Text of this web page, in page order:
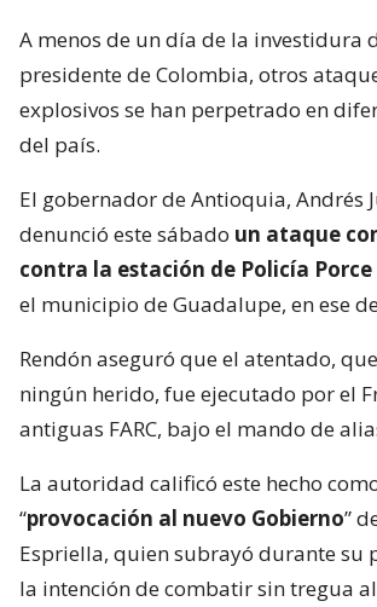
A menos de un día de la investidura
presidente de Colombia, otros
explosivos se han perpetrado en
del país.
El gobernador de Antioquia, Andrés
denunció este sábado un ataque
contra la estación de Policía
el municipio de Guadalupe, en ese
Rendón aseguró que el atentado,
ningún herido, fue ejecutado por el
antiguas FARC, bajo el mando de
La autoridad calificó este hecho
“provocación al nuevo Gobierno”
Espriella, quien subrayó durante su
la intención de combatir sin tregua